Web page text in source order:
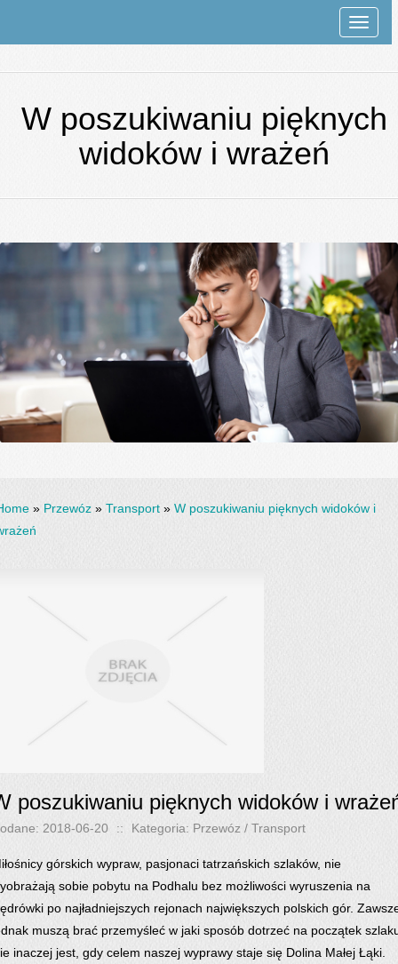
Rozwiń
W poszukiwaniu pięknych
widoków i wrażeń
» Przewóz » Transport » W poszukiwaniu pięknych widoków i
poszukiwaniu pięknych widoków i
2018-06-20 :: Kategoria: Przewóz / Transport
górskich wypraw, pasjonaci tatrzańskich szlaków, nie
sobie pobytu na Podhalu bez możliwości wyruszenia na
po najładniejszych rejonach największych polskich gór.
muszą brać przemyśleć w jaki sposób dotrzeć na początek
inaczej jest, gdy celem naszej wyprawy staje się Dolina Małej Łąki.